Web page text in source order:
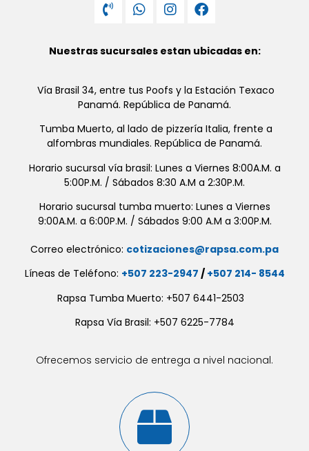
Nuestras sucursales estan ubicadas en:
Vía Brasil 34, entre tus Poofs y la Estación Texaco
Panamá. República de Panamá.
Tumba Muerto, al lado de pizzería Italia, frente a
alfombras mundiales. República de Panamá.
Horario sucursal vía brasil: Lunes a Viernes 8:00A.M. a
5:00P.M. / Sábados 8:30 A.M a 2:30P.M.
Horario sucursal tumba muerto: Lunes a Viernes
9:00A.M. a 6:00P.M. / Sábados 9:00 A.M a 3:00P.M.
Correo electrónico: cotizaciones@rapsa.com.pa
Líneas de Teléfono: +507 223-2947 / +507 214- 8544
Rapsa Tumba Muerto: +507 6441-2503
Rapsa Vía Brasil: +507 6225-7784
Ofrecemos servicio de entrega a nivel nacional.